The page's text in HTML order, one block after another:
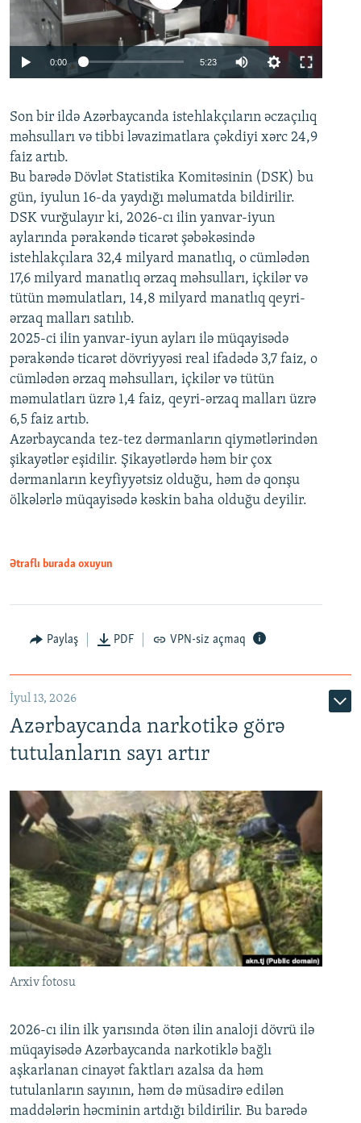
Auto 240p 360p 480p
720p 1080p
0:00 5:23
360p
480p
720p
1080p
Son bir ildə Azərbaycanda istehlakçıların əczaçılıq
məhsulları və tibbi ləvazimatlara çəkdiyi xərc 24,9
faiz artıb.
Bu barədə Dövlət Statistika Komitəsinin (DSK) bu
gün, iyulun 16-da yaydığı məlumatda bildirilir.
DSK vurğulayır ki, 2026-cı ilin yanvar-iyun
aylarında pərakəndə ticarət şəbəkəsində
istehlakçılara 32,4 milyard manatlıq, o cümlədən
17,6 milyard manatlıq ərzaq məhsulları, içkilər və
tütün məmulatları, 14,8 milyard manatlıq qeyri-
ərzaq malları satılıb.
2025-ci ilin yanvar-iyun ayları ilə müqayisədə
pərakəndə ticarət dövriyyəsi real ifadədə 3,7 faiz, o
cümlədən ərzaq məhsulları, içkilər və tütün
məmulatları üzrə 1,4 faiz, qeyri-ərzaq malları üzrə
6,5 faiz artıb.
Azərbaycanda tez-tez dərmanların qiymətlərindən
şikayətlər eşidilir. Şikayətlərdə həm bir çox
dərmanların keyfiyyətsiz olduğu, həm də qonşu
ölkələrlə müqayisədə kəskin baha olduğu deyilir.
Ətraflı burada oxuyun
Paylaş PDF VPN-siz açmaq
İyul 13, 2026
Azərbaycanda narkotikə görə
tutulanların sayı artır
Arxiv fotosu
2026-cı ilin ilk yarısında ötən ilin analoji dövrü ilə
müqayisədə Azərbaycanda narkotiklə bağlı
aşkarlanan cinayət faktları azalsa da həm
tutulanların sayının, həm də müsadirə edilən
maddələrin həcminin artdığı bildirilir. Bu barədə